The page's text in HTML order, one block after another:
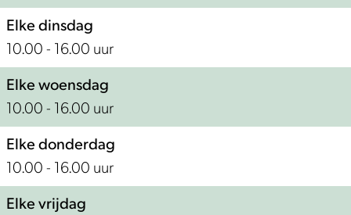
Elke dinsdag
10.00 - 16.00 uur
Elke woensdag
10.00 - 16.00 uur
Elke donderdag
10.00 - 16.00 uur
Elke vrijdag